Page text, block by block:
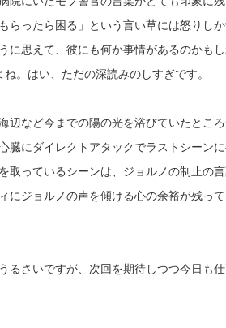
らったら困る」という言い草には怒りし
に思えて、彼にも何か事情があるのかも
。はい、ただの深読みのしすぎです。
など今までの陽の光を浴びていたところ
臓にダイレクトアタックでラストシーン
取っているシーンは、 ジョルノの制止の
にジョルノの声を傾ける心の余裕が残っ
さいですが、次回を期待しつつ今日も仕